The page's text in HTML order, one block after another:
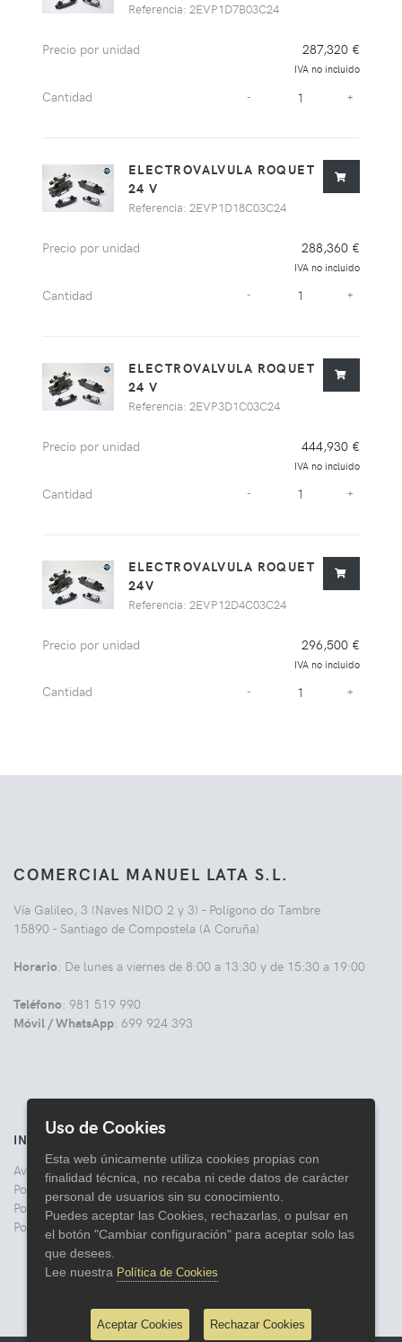
Referencia: 2EVP1D7B03C24
Precio por unidad 287,320 €
IVA no incluido
Cantidad - +
ELECTROVALVULA ROQUET
24 V
Referencia: 2EVP1D18C03C24
Precio por unidad 288,360 €
IVA no incluido
Cantidad - +
ELECTROVALVULA ROQUET
24 V
Referencia: 2EVP3D1C03C24
Precio por unidad 444,930 €
IVA no incluido
Cantidad - +
ELECTROVALVULA ROQUET
24V
Referencia: 2EVP12D4C03C24
Precio por unidad 296,500 €
IVA no incluido
Cantidad - +
COMERCIAL MANUEL LATA S.L.
Vía Galileo, 3 (Naves NIDO 2 y 3) - Polígono do Tambre
15890 - Santiago de Compostela (A Coruña)
Horario: De lunes a viernes de 8:00 a 13:30 y de 15:30 a 19:00
Teléfono: 981 519 990
Móvil / WhatsApp: 699 924 393
INFORMACIÓN
Aviso legal
Politica de Privacidad
Política de Cookies
Política de Devoluciones
Uso de Cookies
Esta web únicamente utiliza cookies propias con
finalidad técnica, no recaba ni cede datos de carácter
personal de usuarios sin su conocimiento.
Puedes aceptar las Cookies, rechazarlas, o pulsar en
el botón "Cambiar configuración" para aceptar solo las
que desees.
Lee nuestra Política de Cookies
Aceptar Cookies Rechazar Cookies